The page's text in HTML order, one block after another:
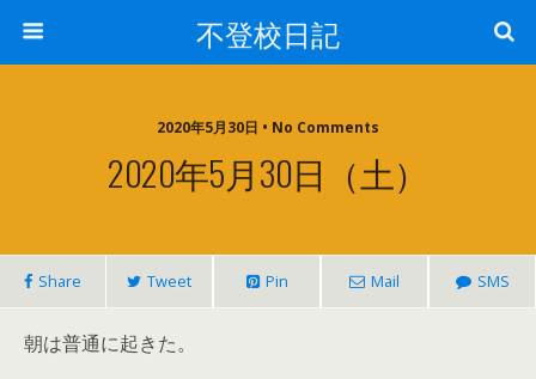
不登校日記
2020年5月30日 • No Comments
2020年5月30日（土）
Share Tweet Pin Mail SMS
朝は普通に起きた。